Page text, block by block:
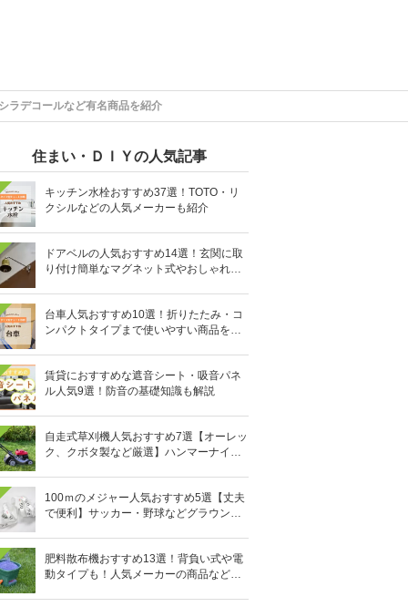
ラデコールなど有名商品を紹介
住まい・ＤＩＹの人気記事
キッチン水栓おすすめ37選！TOTO・リ
クシルなどの人気メーカーも紹介
ドアベルの人気おすすめ14選！玄関に取
り付け簡単なマグネット式やおしゃれな
台車人気おすすめ10選！折りたたみ・コ
ンパクトタイプまで使いやすい商品を紹
賃貸におすすめな遮音シート・吸音パネ
ル人気9選！防音の基礎知識も解説
自走式草刈機人気おすすめ7選【オーレッ
ク、クボタ製など厳選】ハンマーナイフ
100ｍのメジャー人気おすすめ5選【丈夫
で便利】サッカー・野球などグラウンド
肥料散布機おすすめ13選！背負い式や電
動タイプも！人気メーカーの商品など厳